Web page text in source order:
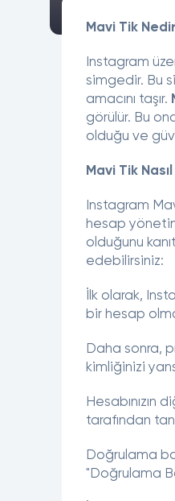
Mavi Tik
Instagram
simgedir. Bu
amacını taşır.
görülür. Bu
olduğu ve
Mavi Tik Nasıl
Instagram
hesap
olduğunu
edebilirsiniz:
İlk olarak,
bir hesap
Daha sonra,
kimliğinizi
Hesabınızın
tarafından
Doğrulama
"Doğrulama